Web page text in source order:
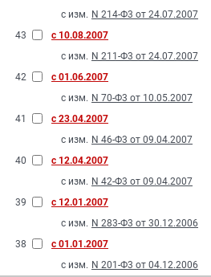
с изм. N 214-Ф3 от 24.07.2007
43
с 10.08.2007
с изм. N 211-Ф3 от 24.07.2007
42
с 01.06.2007
с изм. N 70-Ф3 от 10.05.2007
41
с 23.04.2007
с изм. N 46-Ф3 от 09.04.2007
40
с 12.04.2007
с изм. N 42-Ф3 от 09.04.2007
39
с 12.01.2007
с изм. N 283-Ф3 от 30.12.2006
38
с 01.01.2007
с изм. N 201-Ф3 от 04.12.2006